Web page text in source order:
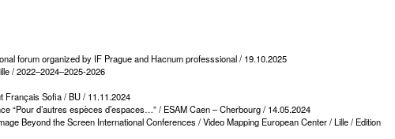
forum organized by IF Prague and Hacnum professsional / 19.10.2025
/ 2022–2024–2025-2026
Français Sofia / BU / 11.11.2024
“Pour d’autres espèces d’espaces…” / ESAM Caen – Cherbourg / 14.05.2024
Beyond the Screen International Conferences / Video Mapping European Center / Lille / Edition